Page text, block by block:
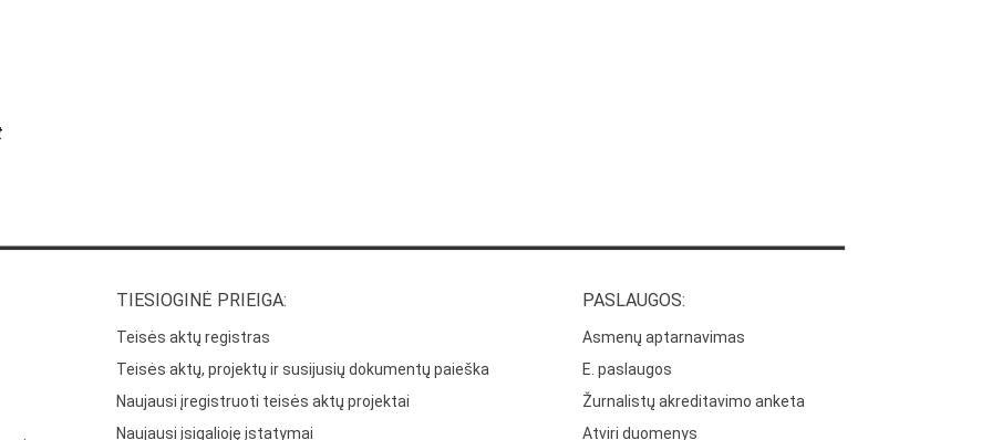
TIESIOGINĖ PRIEIGA:
Teisės aktų registras
Teisės aktų, projektų ir susijusių dokumentų paieška
Naujausi įregistruoti teisės aktų projektai
Naujausi įsigalioję įstatymai
PASLAUGOS:
Asmenų aptarnavimas
E. paslaugos
Žurnalistų akreditavimo anketa
Atviri duomenys